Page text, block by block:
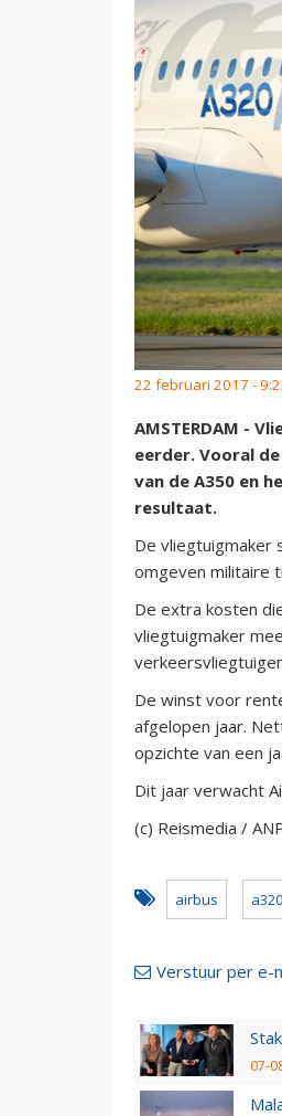
22 februari 2017 -
AMSTERDAM -
eerder. Vooral
van de A350 en
resultaat.
De vliegtuigmaker
omgeven militaire
De extra kosten
vliegtuigmaker
De winst voor
afgelopen jaar.
opzichte van een
Dit jaar verwacht
(c) Reismedia /
airbus
Verstuur per e-
07-